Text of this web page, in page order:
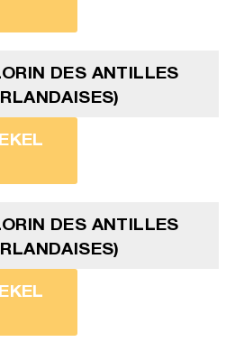
DES ANTILLES
DES ANTILLES